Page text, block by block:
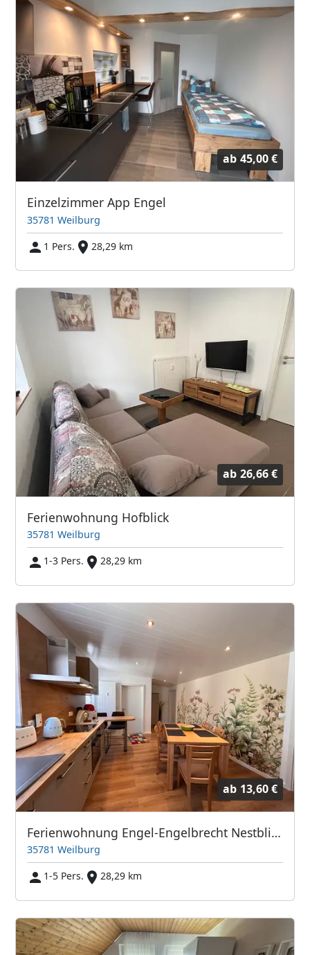
ab 45,00 €
Einzelzimmer App Engel
35781 Weilburg
1 Pers.
28,29 km
ab 26,66 €
Ferienwohnung Hofblick
35781 Weilburg
1-3 Pers.
28,29 km
ab 13,60 €
Ferienwohnung Engel-Engelbrecht Nestblick
35781 Weilburg
1-5 Pers.
28,29 km